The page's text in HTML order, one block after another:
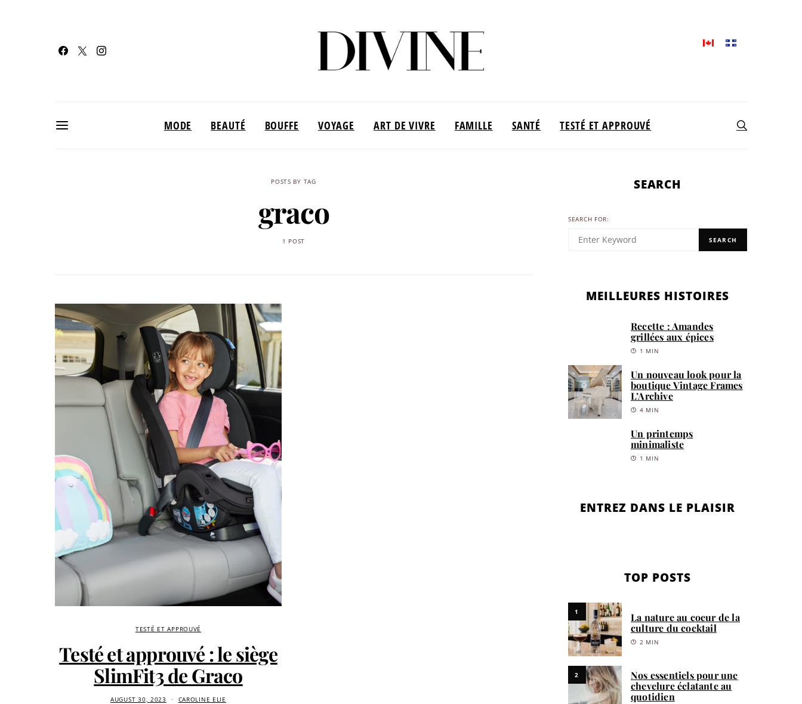
MODE BEAUTÉ BOUFFE VOYAGE ART DE VIVRE FAMILLE SANTÉ TESTÉ ET APPROUVÉ
POSTS BY TAG
graco
1 POST
TESTÉ ET APPROUVÉ
Testé et approuvé : le siège
SlimFit3 de Graco
AUGUST 30, 2023 CAROLINE ELIE
SEARCH
SEARCH FOR:
SEARCH
MEILLEURES HISTOIRES
Recette : Amandes
grillées aux épices
1 MIN
Un nouveau look pour la
boutique Vintage Frames
L’Archive
4 MIN
Un printemps
minimaliste
1 MIN
ENTREZ DANS LE PLAISIR
TOP POSTS
1
La nature au coeur de la
culture du cocktail
2 MIN
2
Nos essentiels pour une
chevelure éclatante au
quotidien